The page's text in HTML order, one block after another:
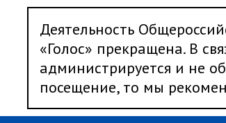
Деятельность
«Голос» прекращена. В
администрируется и не
посещение, то мы